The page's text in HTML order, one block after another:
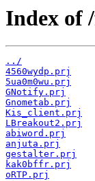
Index of
../
4560wydp.prj
5ua0m0wu.prj
GNotify.prj
Gnometab.prj
Kis_client.prj
LBreakout2.prj
abiword.prj
anjuta.prj
gestalter.prj
kak0bffr.prj
oRTP.prj